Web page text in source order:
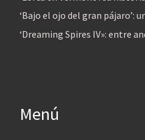
‘Bajo el ojo del gran pájaro’:
‘Dreaming Spires IV»: entre
Menú